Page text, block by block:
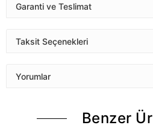
Garanti ve Teslimat
Taksit Seçenekleri
Yorumlar
Benzer